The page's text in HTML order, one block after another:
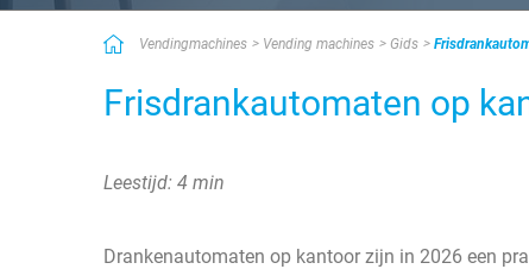
Vendingmachines Vending machines Gids
Frisdrankautomaten op
Leestijd: 4 min
Drankenautomaten op kantoor zijn in 2026 een